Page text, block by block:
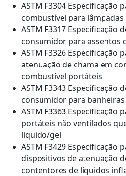
ASTM F3304 Especificação
combustível para lâmpadas
ASTM F3317 Especificação
consumidor para assentos
ASTM F3326 Especificação
atenuação de chama em
combustível portáteis
ASTM F3343 Especificação
consumidor para
ASTM F3363 Especificação
portáteis não ventilados
líquido/gel
ASTM F3429 Especificação
dispositivos de atenuação
contentores de líquidos